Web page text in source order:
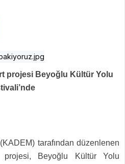
projesi Beyoğlu Kültür Yolu
tarafından düzenlenen
projesi, Beyoğlu Kültür Yolu